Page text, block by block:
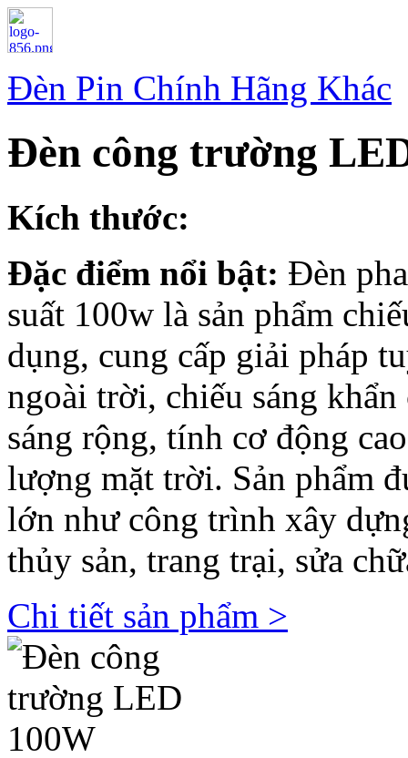
Đèn Pin Chính Hãng Khác
Đèn công trường
Kích thước:
Đặc điểm nổi bật: Đèn
suất 100w là sản phẩm
dụng, cung cấp giải pháp
ngoài trời, chiếu sáng
sáng rộng, tính cơ động
lượng mặt trời. Sản phẩm
lớn như công trình xây
thủy sản, trang trại, sửa
Chi tiết sản phẩm >